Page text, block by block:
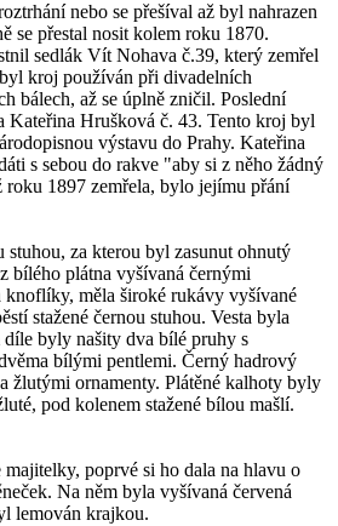
nebo se přešíval až byl nahrazen
se přestal nosit kolem roku 1870.
sedlák Vít Nohava č.39, který zemřel
kroj používán při divadelních
bálech, až se úplně zničil. Poslední
Kateřina Hrušková č. 43. Tento kroj byl
výstavu do Prahy. Kateřina
s sebou do rakve "aby si z něho žádný
1897 zemřela, bylo jejímu přání
za kterou byl zasunut ohnutý
bílého plátna vyšívaná černými
knoflíky, měla široké rukávy vyšívané
stažené černou stuhou. Vesta byla
díle byly našity dva bílé pruhy s
bílými pentlemi. Černý hadrový
žlutými ornamenty. Plátěné kalhoty byly
pod kolenem stažené bílou mašlí.
poprvé si ho dala na hlavu o
Na něm byla vyšívaná červená
lemován krajkou.